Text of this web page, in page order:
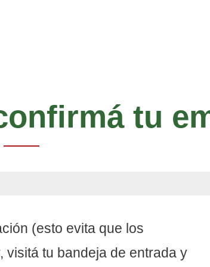
tu
(esto evita que los
visitá tu bandeja de entrada y